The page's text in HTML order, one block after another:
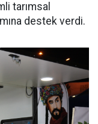
tarımsal
destek verdi.